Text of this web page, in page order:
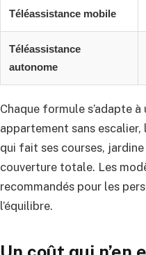
Téléassistance mobile
Téléassistance
autonome
Chaque formule s’adapte
appartement sans
qui fait ses courses,
couverture totale. Les
recommandés pour les
l’équilibre.